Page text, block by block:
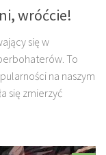
wróćcie!
się w
To
na naszym
się zmierzyć